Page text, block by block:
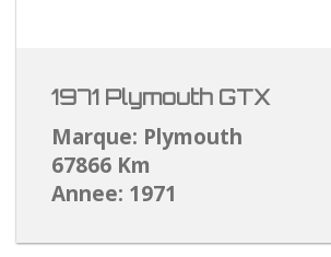
1971 Plymouth GTX
Marque: Plymouth
67866 Km
Annee: 1971